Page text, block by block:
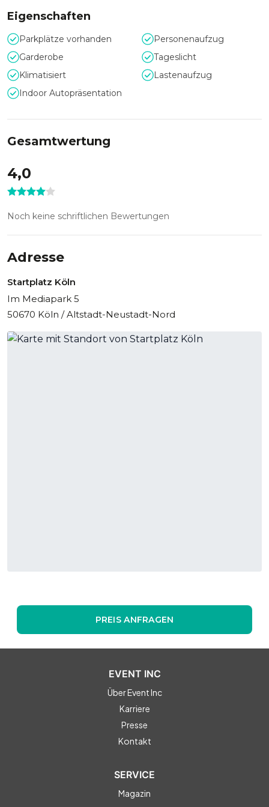
Zentral gelegen mit idealer
Verkehrsanbindung
Die Verkehrsanbindung ist sehr günstig, durch den
öffentlichen Nahverkehr aber auch durch Parkmöglichkeiten
in der hauseigenen Tiefgarage.
Eigenschaften
Parkplätze vorhanden
Personenaufzug
Garderobe
Tageslicht
Klimatisiert
Lastenaufzug
Indoor Autopräsentation
Gesamtwertung
4,0
Noch keine schriftlichen Bewertungen
Adresse
Startplatz Köln
Im Mediapark 5
50670 Köln / Altstadt-Neustadt-Nord
PREIS ANFRAGEN
EVENT INC
Über Event Inc
Karriere
Presse
Kontakt
SERVICE
Magazin